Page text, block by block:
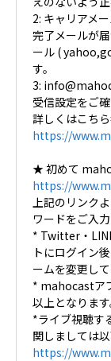
2: キャリアメ
完了メールが
ール (
す。
3:
受信設定をご確
詳しくはこち
https://
★ 初めて
https://
上記のリンク
ワードをご入
* Twitter・
トにログイン
ームを変更して
* mahocastア
以上となります
*ライブ視聴す
関しましては
https://